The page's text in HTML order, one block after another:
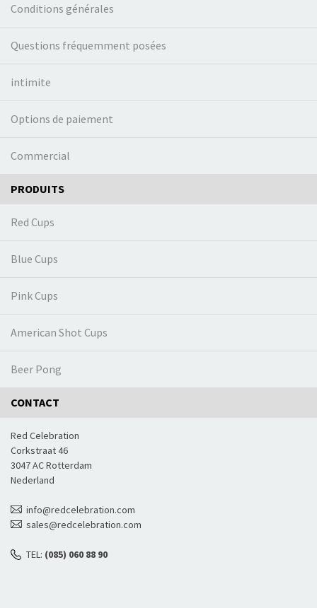
Conditions générales
Questions fréquemment posées
intimite
Options de paiement
Commercial
PRODUITS
Red Cups
Blue Cups
Pink Cups
American Shot Cups
Beer Pong
CONTACT
Red Celebration
Corkstraat 46
3047 AC Rotterdam
Nederland
info@redcelebration.com
sales@redcelebration.com
TEL: (085) 060 88 90